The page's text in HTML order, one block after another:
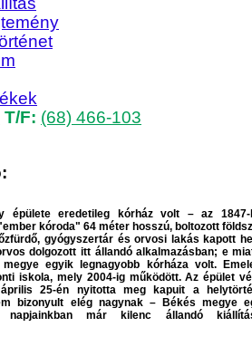
T/F: (68) 466-103
épülete eredetileg kórház volt – az 1847-
kóroda" 64 méter hosszú, boltozott
gyógyszertár és orvosi lakás kapott
dolgozott itt állandó alkalmazásban; e
egyik legnagyobb kórháza volt.
iskola, mely 2004-ig működött. Az épület
25-én nyitotta meg kapuit a
bizonyult elég nagynak – Békés megye
napjainkban már kilenc állandó